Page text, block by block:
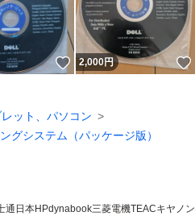
いいね！
2,000円
ット、パソコン
グシステム（パッケージ版）
通 日本HPdynabook三菱電機TEACキヤノン